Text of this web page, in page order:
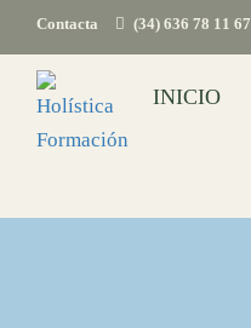
Contacta (34) 636 78 11 67
INICIO